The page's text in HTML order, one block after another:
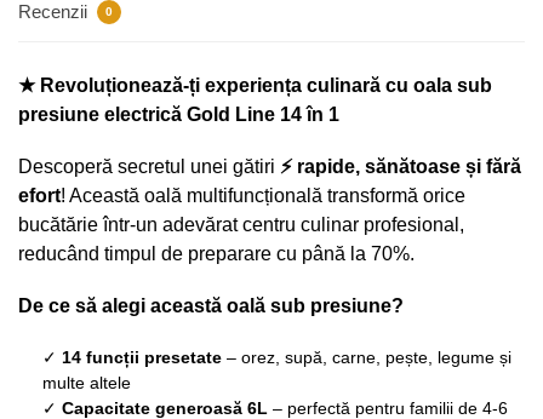
Recenzii 0
★ Revoluționează-ți experiența culinară cu oala sub
presiune electrică Gold Line 14 în 1
Descoperă secretul unei gătiri ⚡ rapide, sănătoase și fără
efort! Această oală multifuncțională transformă orice
bucătărie într-un adevărat centru culinar profesional,
reducând timpul de preparare cu până la 70%.
De ce să alegi această oală sub presiune?
✓ 14 funcții presetate – orez, supă, carne, pește, legume și
multe altele
✓ Capacitate generoasă 6L – perfectă pentru familii de 4-6